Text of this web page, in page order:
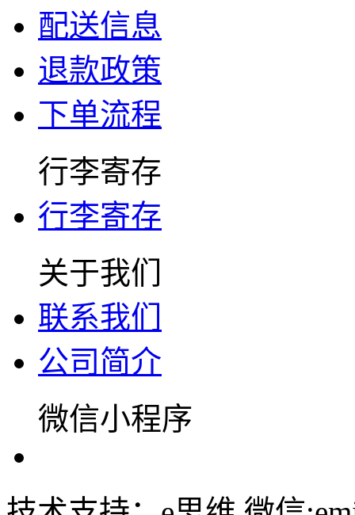
配送信息
退款政策
下单流程
行李寄存
行李寄存
关于我们
联系我们
公司简介
微信小程序